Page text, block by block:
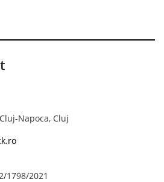
Napoca, Cluj
1798/2021